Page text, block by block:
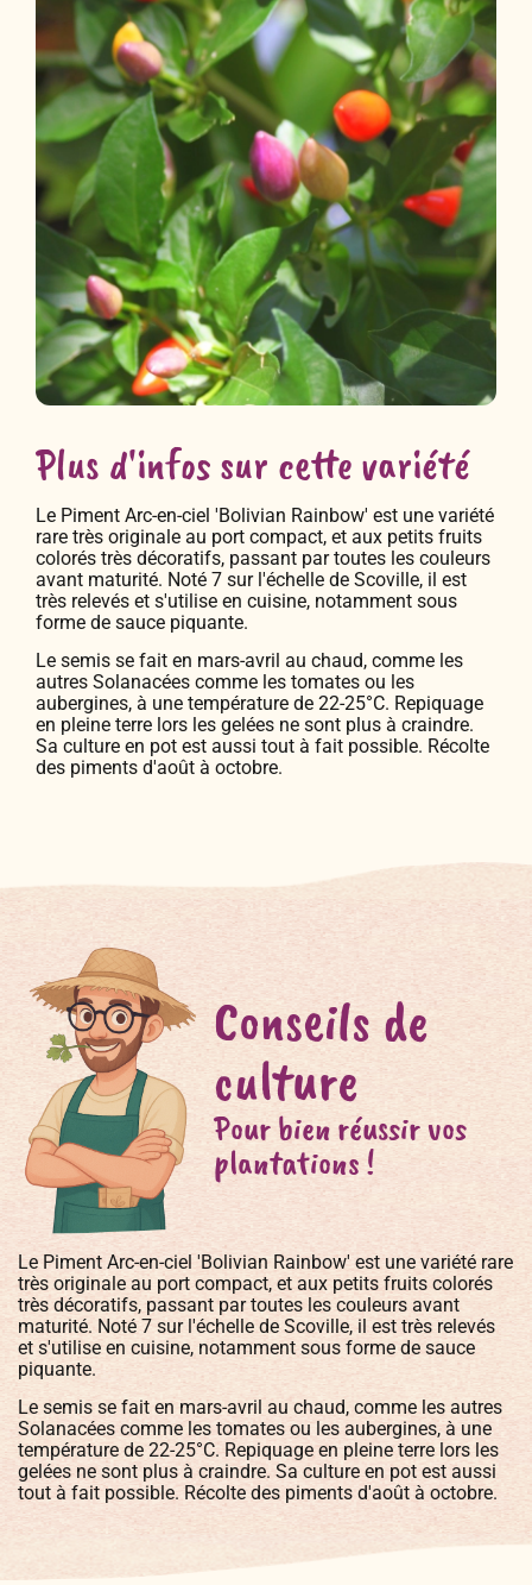
Plus d'infos sur cette variété
Le Piment Arc-en-ciel 'Bolivian Rainbow' est une variété
rare très originale au port compact, et aux petits fruits
colorés très décoratifs, passant par toutes les couleurs
avant maturité. Noté 7 sur l'échelle de Scoville, il est
très relevés et s'utilise en cuisine, notamment sous
forme de sauce piquante.
Le semis se fait en mars-avril au chaud, comme les
autres Solanacées comme les tomates ou les
aubergines, à une température de 22-25°C. Repiquage
en pleine terre lors les gelées ne sont plus à craindre.
Sa culture en pot est aussi tout à fait possible. Récolte
des piments d'août à octobre.
Conseils de
culture
Pour bien réussir vos
plantations !
Le Piment Arc-en-ciel 'Bolivian Rainbow' est une variété rare
très originale au port compact, et aux petits fruits colorés
très décoratifs, passant par toutes les couleurs avant
maturité. Noté 7 sur l'échelle de Scoville, il est très relevés
et s'utilise en cuisine, notamment sous forme de sauce
piquante.
Le semis se fait en mars-avril au chaud, comme les autres
Solanacées comme les tomates ou les aubergines, à une
température de 22-25°C. Repiquage en pleine terre lors les
gelées ne sont plus à craindre. Sa culture en pot est aussi
tout à fait possible. Récolte des piments d'août à octobre.